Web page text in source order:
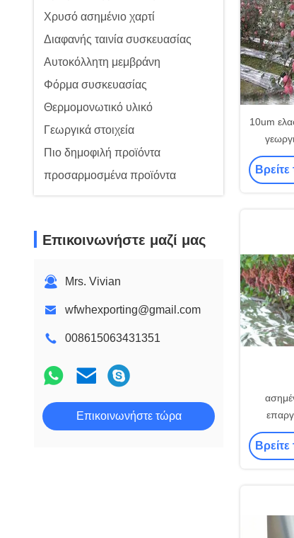
Χρυσό ασημένιο χαρτί
Διαφανής ταινία συσκευασίας
Αυτοκόλλητη μεμβράνη
Φόρμα συσκευασίας
Θερμομονωτικό υλικό
Γεωργικά στοιχεία
Πιο δημοφιλή προϊόντα
προσαρμοσμένα προϊόντα
Επικοινωνήστε μαζί μας
Mrs. Vivian
wfwhexporting@gmail.com
008615063431351
Επικοινωνήστε τώρα
10um